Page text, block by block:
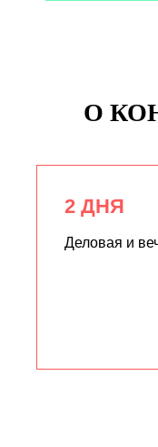
О
2 ДНЯ
Деловая и